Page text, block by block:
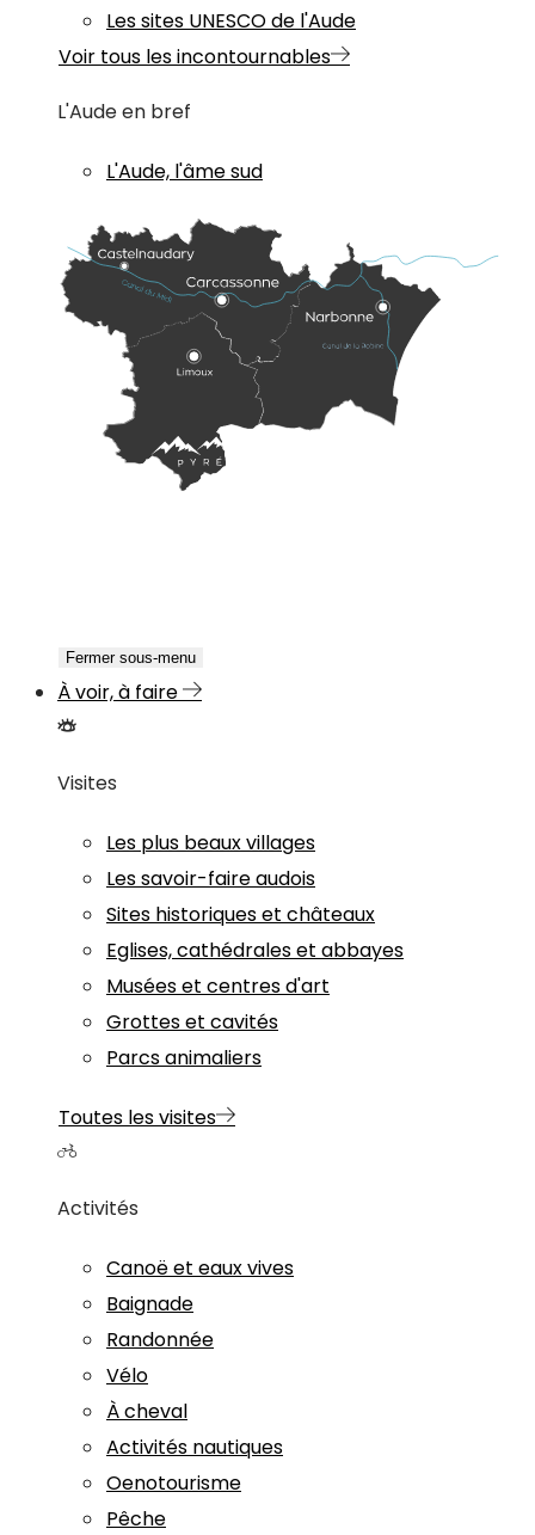
Les sites UNESCO de l'Aude
Voir tous les incontournables
L'Aude en bref
L'Aude, l'âme sud
Fermer sous-menu
À voir, à faire
Visites
Les plus beaux villages
Les savoir-faire audois
Sites historiques et châteaux
Eglises, cathédrales et abbayes
Musées et centres d'art
Grottes et cavités
Parcs animaliers
Toutes les visites
Activités
Canoë et eaux vives
Baignade
Randonnée
Vélo
À cheval
Activités nautiques
Oenotourisme
Pêche